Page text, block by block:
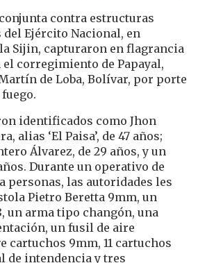
contra estructuras
Ejército Nacional, en
Sijin, capturaron en flagrancia
el corregimiento de Papayal,
de Loba, Bolívar, por porte
identificados como Jhon
alias ‘El Paisa’, de 47 años;
Álvarez, de 29 años, y un
Durante un operativo de
personas, las autoridades les
Pietro Beretta 9mm, un
un arma tipo changón, una
un fusil de aire
cartuchos 9mm, 11 cartuchos
de intendencia y tres